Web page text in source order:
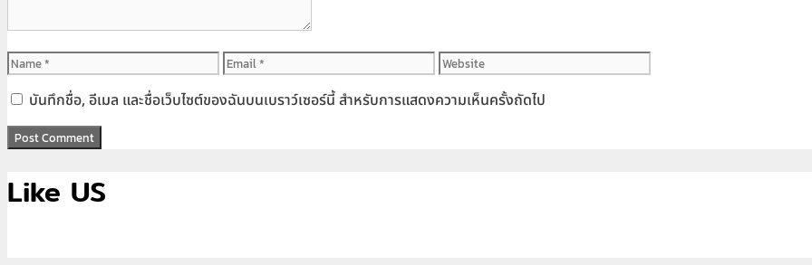
Name Email
Website
บันทึกชื่อ, อีเมล และชื่อเว็บไซต์ของฉันบนเบราว์เซอร์นี้ สำหรับการแสดงความเห็นครั้งถัดไป
Like US